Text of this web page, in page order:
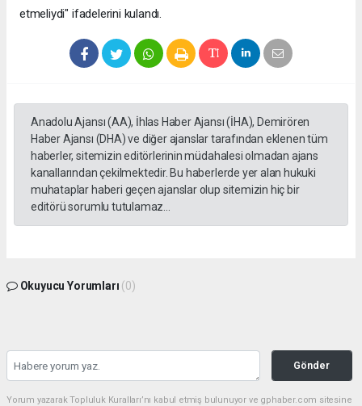
etmeliydi" ifadelerini kulandı.
Anadolu Ajansı (AA), İhlas Haber Ajansı (İHA), Demirören
Haber Ajansı (DHA) ve diğer ajanslar tarafından eklenen tüm
haberler, sitemizin editörlerinin müdahalesi olmadan ajans
kanallarından çekilmektedir. Bu haberlerde yer alan hukuki
muhataplar haberi geçen ajanslar olup sitemizin hiç bir
editörü sorumlu tutulamaz...
Okuyucu Yorumları (0)
Gönder
Yorum yazarak Topluluk Kuralları’nı kabul etmiş bulunuyor ve gphaber.com sitesine